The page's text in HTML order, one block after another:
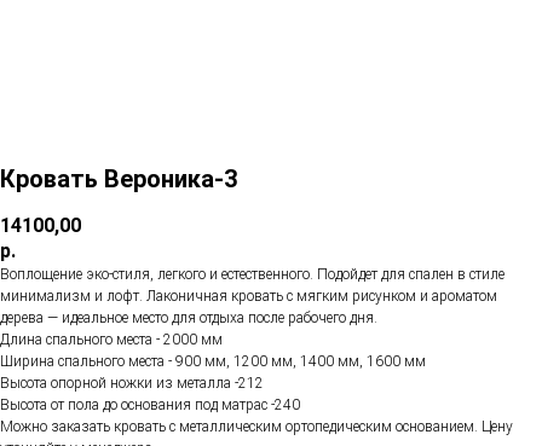
Кровать Вероника-3
14100,00
р.
Воплощение эко-стиля, легкого и естественного. Подойдет для спален в стиле
минимализм и лофт. Лаконичная кровать с мягким рисунком и ароматом
дерева — идеальное место для отдыха после рабочего дня.
Длина спального места - 2000 мм
Ширина спального места - 900 мм, 1200 мм, 1400 мм, 1600 мм
Высота опорной ножки из металла -212
Высота от пола до основания под матрас -240
Можно заказать кровать с металлическим ортопедическим основанием. Цену